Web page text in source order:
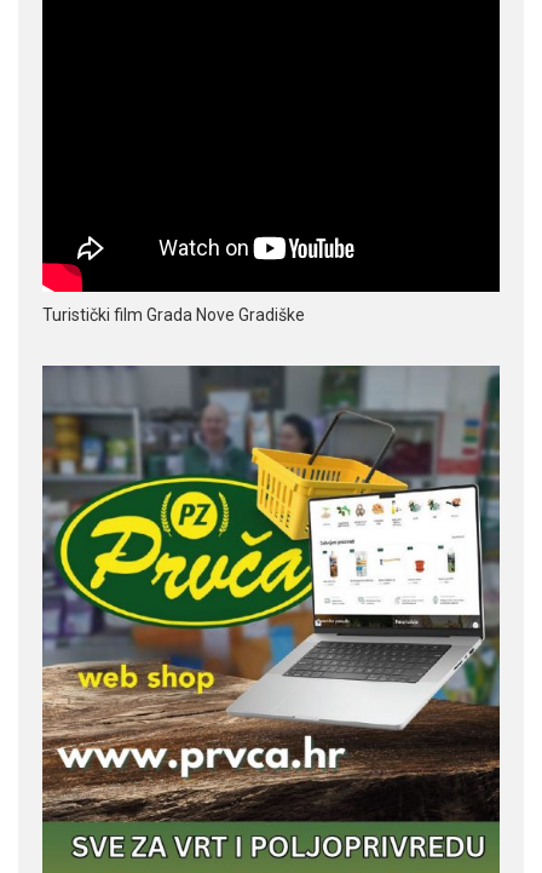
Turistički film Grada Nove Gradiške